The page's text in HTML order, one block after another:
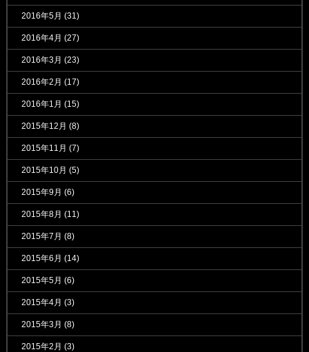
2016年5月 (31)
2016年4月 (27)
2016年3月 (23)
2016年2月 (17)
2016年1月 (15)
2015年12月 (8)
2015年11月 (7)
2015年10月 (5)
2015年9月 (6)
2015年8月 (11)
2015年7月 (8)
2015年6月 (14)
2015年5月 (6)
2015年4月 (3)
2015年3月 (8)
2015年2月 (3)